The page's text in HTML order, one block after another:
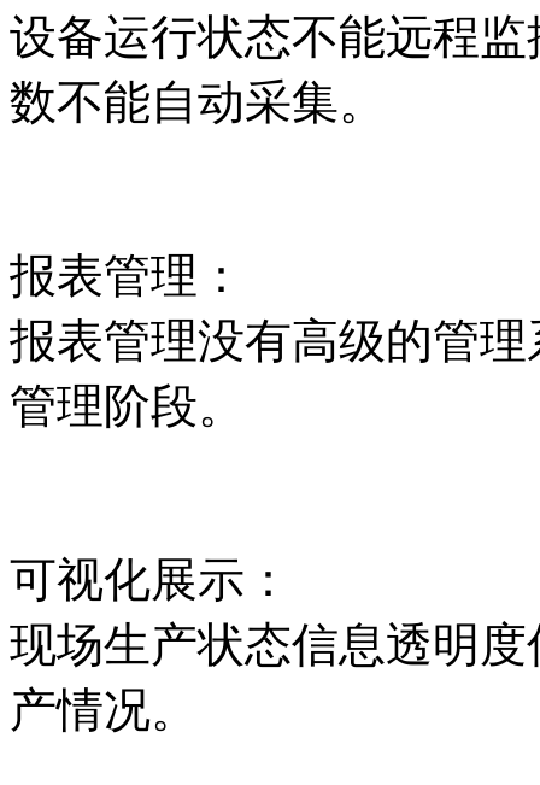
设备运行状态不能远程
数不能自动采集。
报表管理：
报表管理没有高级的管
管理阶段。
可视化展示：
现场生产状态信息透明
产情况。